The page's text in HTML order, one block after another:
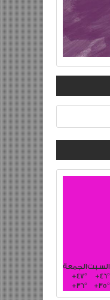
الجمعةالسبت
+47° +46°
+36° +35°